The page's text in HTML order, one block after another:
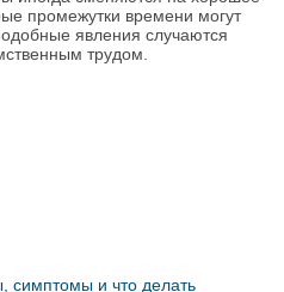
промежутки времени могут
явления случаются
трудом.
симптомы и что делать